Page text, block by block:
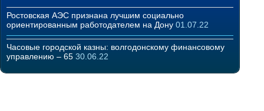
Ростовская АЭС признана лучшим социально
ориентированным работодателем на Дону 01.07.22
Часовые городской казны: волгодонскому финансовому
управлению – 65 30.06.22